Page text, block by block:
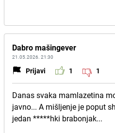
Dabro mašingever
21.05.2026. 21:30
Prijavi 1 1
Danas svaka mamlazetina
javno... A mišljenje je poput
jedan *****hki brabonjak...